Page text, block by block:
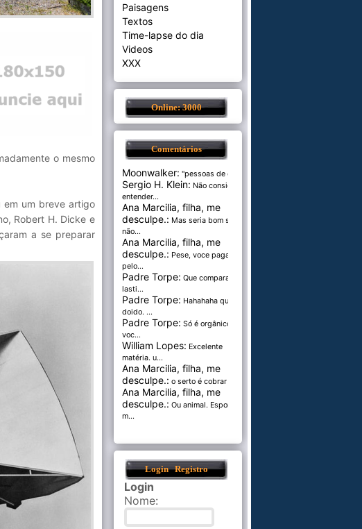
o mesmo
em um breve artigo
Robert H. Dicke e
a se preparar
Paisagens
Textos
Time-lapse do dia
Videos
XXX
Online: 3000
Comentários
Moonwalker: "pessoas de cer...
Sergio H. Klein: Não consigo
entender...
Ana Marcilia, filha, me
desculpe.: Mas seria bom se
não...
Ana Marcilia, filha, me
desculpe.: Pese, voce paga
pelo...
Padre Torpe: Que comparação
lasti...
Padre Torpe: Hahahaha que
doido. ...
Padre Torpe: Só é orgânico se
voc...
William Lopes: Excelente
matéria. u...
Ana Marcilia, filha, me
desculpe.: o serto é cobrar pel...
Ana Marcilia, filha, me
desculpe.: Ou animal. Esponja
m...
Login Registro
Login
Nome: